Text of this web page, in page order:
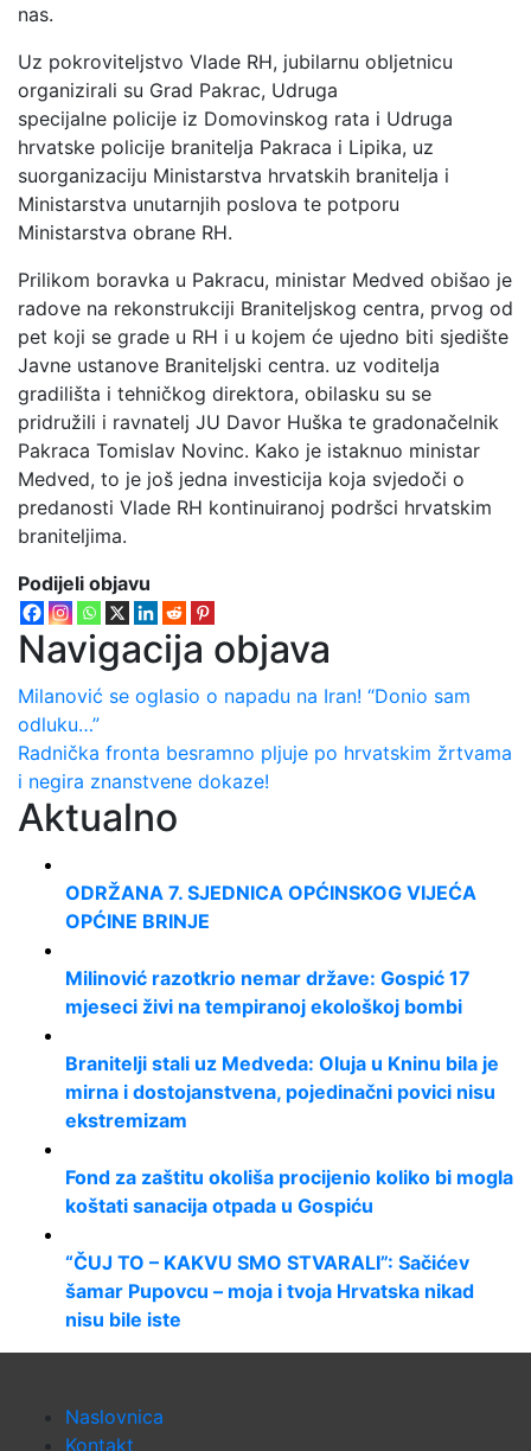
nas.
Uz pokroviteljstvo Vlade RH, jubilarnu obljetnicu
organizirali su Grad Pakrac, Udruga
specijalne policije iz Domovinskog rata i Udruga
hrvatske policije branitelja Pakraca i Lipika, uz
suorganizaciju Ministarstva hrvatskih branitelja i
Ministarstva unutarnjih poslova te potporu
Ministarstva obrane RH.
Prilikom boravka u Pakracu, ministar Medved obišao je
radove na rekonstrukciji Braniteljskog centra, prvog od
pet koji se grade u RH i u kojem će ujedno biti sjedište
Javne ustanove Braniteljski centra. uz voditelja
gradilišta i tehničkog direktora, obilasku su se
pridružili i ravnatelj JU Davor Huška te gradonačelnik
Pakraca Tomislav Novinc. Kako je istaknuo ministar
Medved, to je još jedna investicija koja svjedoči o
predanosti Vlade RH kontinuiranoj podršci hrvatskim
braniteljima.
Podijeli objavu
Navigacija objava
Milanović se oglasio o napadu na Iran! “Donio sam
odluku…”
Radnička fronta besramno pljuje po hrvatskim žrtvama
i negira znanstvene dokaze!
Aktualno
ODRŽANA 7. SJEDNICA OPĆINSKOG VIJEĆA
OPĆINE BRINJE
Milinović razotkrio nemar države: Gospić 17
mjeseci živi na tempiranoj ekološkoj bombi
Branitelji stali uz Medveda: Oluja u Kninu bila je
mirna i dostojanstvena, pojedinačni povici nisu
ekstremizam
Fond za zaštitu okoliša procijenio koliko bi mogla
koštati sanacija otpada u Gospiću
“ČUJ TO – KAKVU SMO STVARALI”: Sačićev
šamar Pupovcu – moja i tvoja Hrvatska nikad
nisu bile iste
Naslovnica
Kontakt